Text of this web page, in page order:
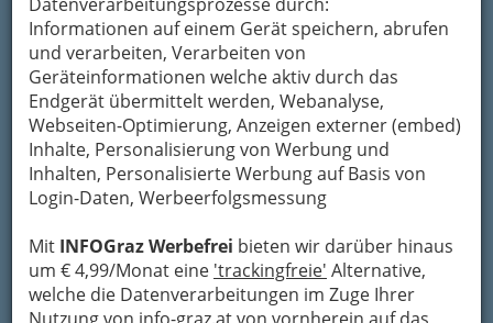
Informationen auf einem Gerät speichern, abrufen
und verarbeiten, Verarbeiten von
Geräteinformationen welche aktiv durch das
Endgerät übermittelt werden, Webanalyse,
Webseiten-Optimierung, Anzeigen externer (embed)
Inhalte, Personalisierung von Werbung und
Inhalten, Personalisierte Werbung auf Basis von
Login-Daten, Werbeerfolgsmessung
Mit INFOGraz Werbefrei bieten wir darüber hinaus
um € 4,99/Monat eine 'trackingfreie' Alternative,
welche die Datenverarbeitungen im Zuge Ihrer
Rollin Dudesin Leutschach.
The Juke Joint Royals
Lineup:
Vocals - "The King" J.J. Capone
Guitar - "The Duke" Mathias
Bass - "The Tzar" Vanja
Drums - "The Lord" Thomas
Saxophon - "The Count" Niklas
Piano - "The Emperor" Erich